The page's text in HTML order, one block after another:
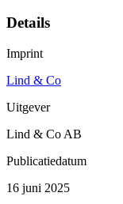
Details
Imprint
Lind & Co
Uitgever
Lind & Co AB
Publicatiedatum
16 juni 2025